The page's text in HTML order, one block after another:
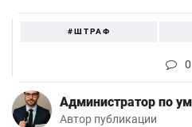
#ШТРАФ
0
Администратор по
Автор публикации